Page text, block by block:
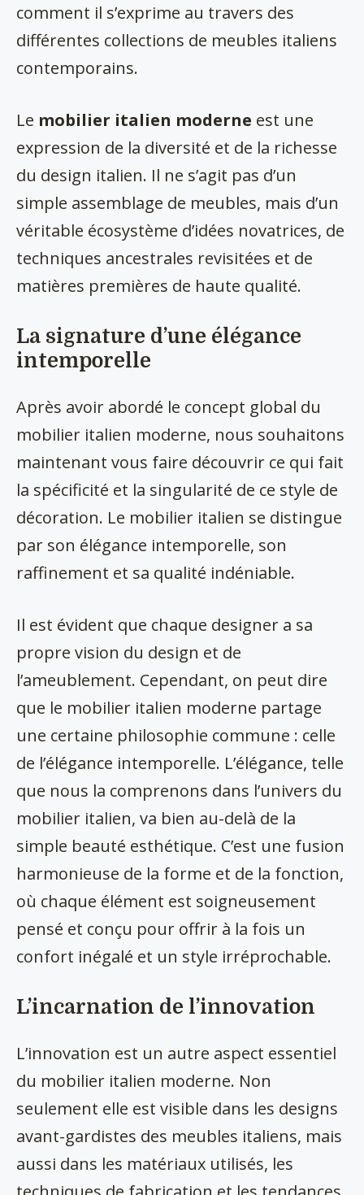
comment il s’exprime au travers des
différentes collections de meubles italiens
contemporains.
Le mobilier italien moderne est une
expression de la diversité et de la richesse
du design italien. Il ne s’agit pas d’un
simple assemblage de meubles, mais d’un
véritable écosystème d’idées novatrices, de
techniques ancestrales revisitées et de
matières premières de haute qualité.
La signature d’une élégance
intemporelle
Après avoir abordé le concept global du
mobilier italien moderne, nous souhaitons
maintenant vous faire découvrir ce qui fait
la spécificité et la singularité de ce style de
décoration. Le mobilier italien se distingue
par son élégance intemporelle, son
raffinement et sa qualité indéniable.
Il est évident que chaque designer a sa
propre vision du design et de
l’ameublement. Cependant, on peut dire
que le mobilier italien moderne partage
une certaine philosophie commune : celle
de l’élégance intemporelle. L’élégance, telle
que nous la comprenons dans l’univers du
mobilier italien, va bien au-delà de la
simple beauté esthétique. C’est une fusion
harmonieuse de la forme et de la fonction,
où chaque élément est soigneusement
pensé et conçu pour offrir à la fois un
confort inégalé et un style irréprochable.
L’incarnation de l’innovation
L’innovation est un autre aspect essentiel
du mobilier italien moderne. Non
seulement elle est visible dans les designs
avant-gardistes des meubles italiens, mais
aussi dans les matériaux utilisés, les